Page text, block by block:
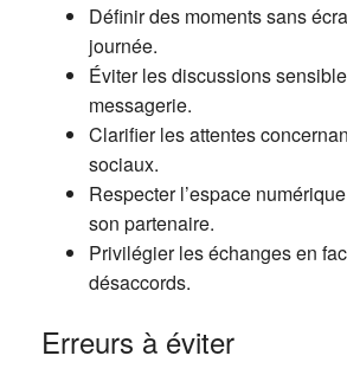
Définir des moments sans
journée.
Éviter les discussions
messagerie.
Clarifier les attentes
sociaux.
Respecter l’espace
son partenaire.
Privilégier les échanges en
désaccords.
Erreurs à éviter